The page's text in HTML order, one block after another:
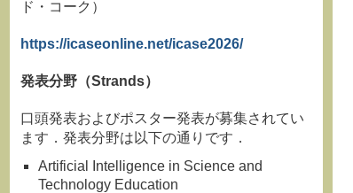
ド・コーク）
https://icaseonline.net/icase2026/
発表分野（Strands）
口頭発表およびポスター発表が募集されてい
ます．発表分野は以下の通りです．
Artificial Intelligence in Science and
Technology Education